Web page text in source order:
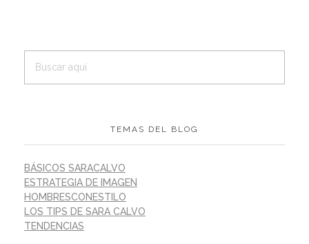
TEMAS DEL BLOG
BÁSICOS SARACALVO
ESTRATEGIA DE IMAGEN
HOMBRESCONESTILO
LOS TIPS DE SARA CALVO
TENDENCIAS